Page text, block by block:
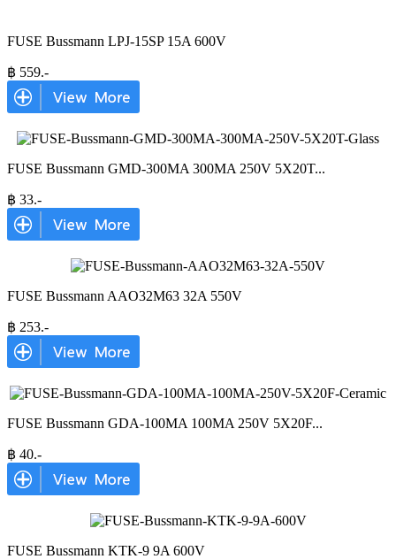
FUSE Bussmann LPJ-15SP 15A 600V
฿ 559.-
FUSE Bussmann GMD-300MA 300MA 250V 5X20T...
฿ 33.-
FUSE Bussmann AAO32M63 32A 550V
฿ 253.-
FUSE Bussmann GDA-100MA 100MA 250V 5X20F...
฿ 40.-
FUSE Bussmann KTK-9 9A 600V